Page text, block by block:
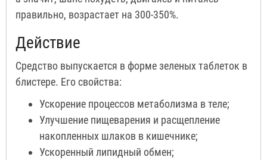
правильно, возрастает на 300-350%.
Действие
Средство выпускается в форме зеленых таблеток в
блистере. Его свойства:
Ускорение процессов метаболизма в теле;
Улучшение пищеварения и расщепление
накопленных шлаков в кишечнике;
Ускоренный липидный обмен;